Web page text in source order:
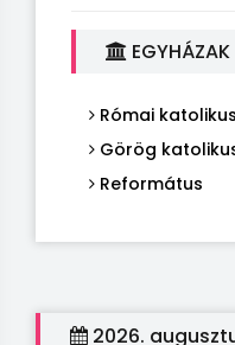
EGYHÁZAK
Római katolikus
Görög
Református
2026.